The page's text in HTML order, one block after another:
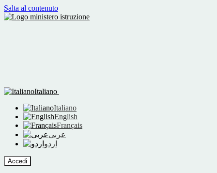
Salta al contenuto
Italiano
Italiano
English
Français
عربى
اردو
Accedi